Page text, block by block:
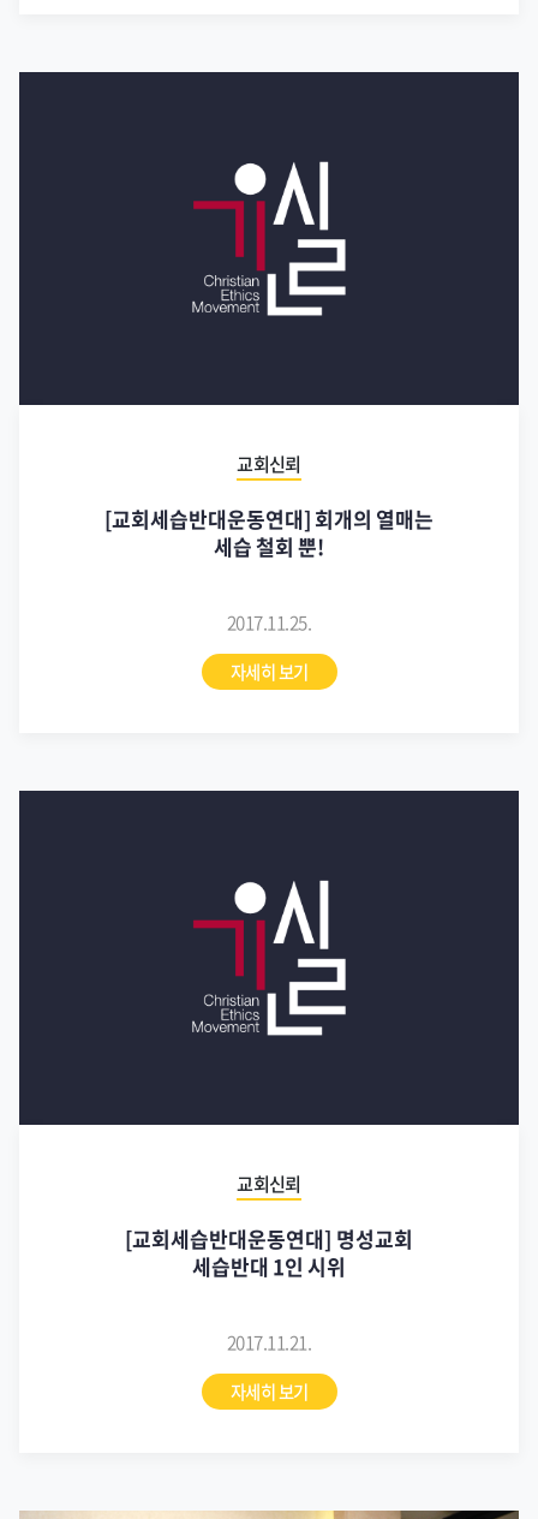
교회신뢰
[교회세습반대운동연대] 회개의 열매는
세습 철회 뿐!
2017.11.25.
자세히 보기
교회신뢰
[교회세습반대운동연대] 명성교회
세습반대 1인 시위
2017.11.21.
자세히 보기